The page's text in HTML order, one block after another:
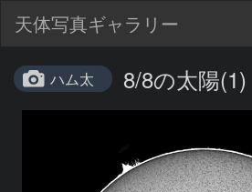
天体写真ギャラリー
ハム太 8/8の太陽(1)